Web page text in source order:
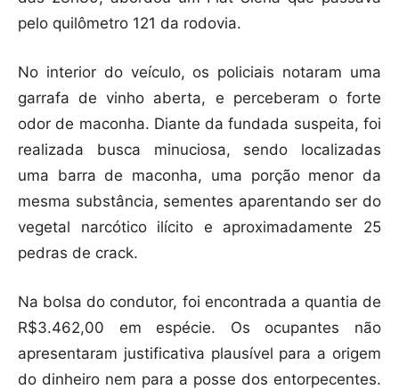
pelo quilômetro 121 da rodovia.
No interior do veículo, os policiais notaram uma
garrafa de vinho aberta, e perceberam o forte
odor de maconha. Diante da fundada suspeita, foi
realizada busca minuciosa, sendo localizadas
uma barra de maconha, uma porção menor da
mesma substância, sementes aparentando ser do
vegetal narcótico ilícito e aproximadamente 25
pedras de crack.
Na bolsa do condutor, foi encontrada a quantia de
R$3.462,00 em espécie. Os ocupantes não
apresentaram justificativa plausível para a origem
do dinheiro nem para a posse dos entorpecentes.